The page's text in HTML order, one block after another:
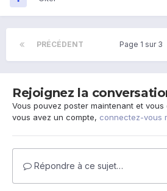
PRÉCÉDENT Page 1 sur 3
Rejoignez la
Vous pouvez poster maintenant et vous
vous avez un compte, connectez-vous
Répondre à ce sujet…